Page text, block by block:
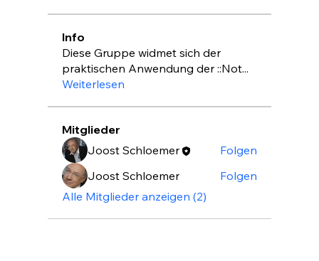
Info
Diese Gruppe widmet sich der
praktischen Anwendung der ::Not...
Weiterlesen
Mitglieder
Joost Schloemer
Folgen
Joost Schloemer
Folgen
Alle Mitglieder anzeigen (2)